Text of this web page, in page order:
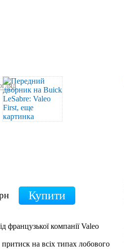
французької компанії Valeo
на всіх типах лобового